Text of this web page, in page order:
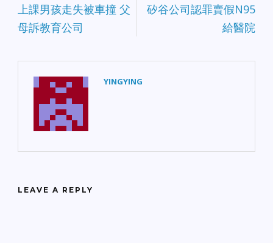
上課男孩走失被車撞 父
母訴教育公司
矽谷公司認罪賣假N95
給醫院
YINGYING
LEAVE A REPLY